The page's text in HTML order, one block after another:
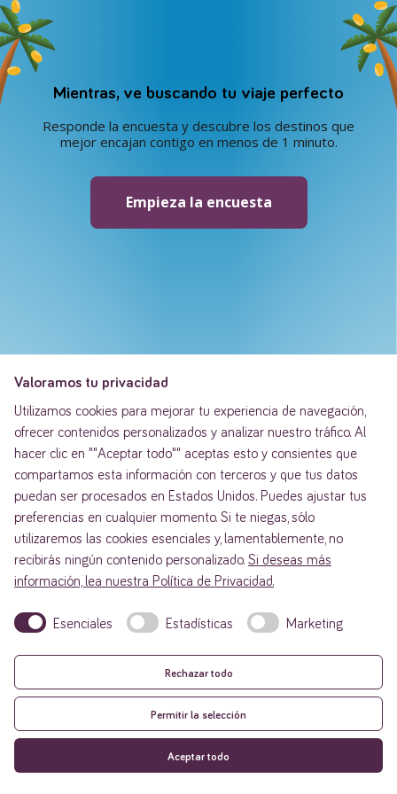
Mientras, ve buscando tu viaje perfecto
Responde la encuesta y descubre los destinos que
mejor encajan contigo en menos de 1 minuto.
Empieza la encuesta
Valoramos tu privacidad
Utilizamos cookies para mejorar tu experiencia de navegación,
ofrecer contenidos personalizados y analizar nuestro tráfico. Al
hacer clic en ""Aceptar todo"" aceptas esto y consientes que
compartamos esta información con terceros y que tus datos
puedan ser procesados en Estados Unidos. Puedes ajustar tus
preferencias en cualquier momento. Si te niegas, sólo
utilizaremos las cookies esenciales y, lamentablemente, no
recibirás ningún contenido personalizado. Si deseas más
información, lea nuestra Política de Privacidad.
Esenciales Estadísticas Marketing
Rechazar todo
Permitir la selección
Aceptar todo